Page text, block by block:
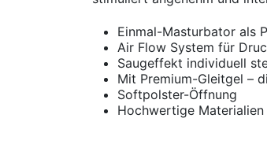
Einmal-Masturbator als
Air Flow System für
Saugeffekt individuell
Mit Premium-Gleitgel –
Softpolster-Öffnung
Hochwertige Materialien